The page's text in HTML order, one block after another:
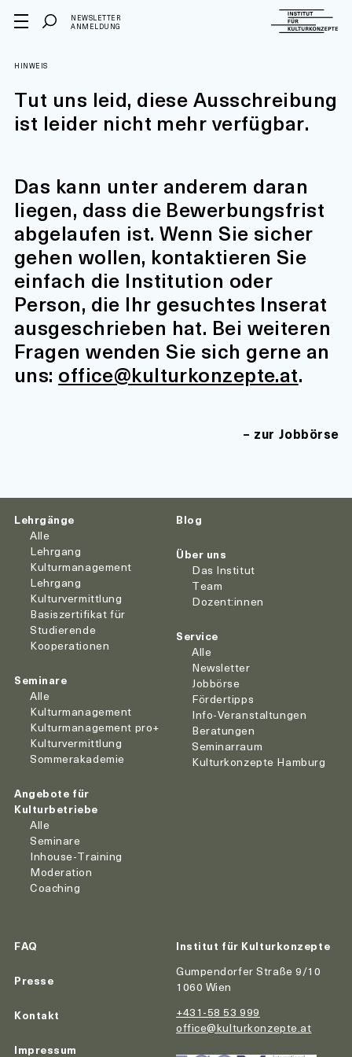
NEWSLETTER
ANMELDUNG
HINWEIS
Tut uns leid, diese Ausschreibung
ist leider nicht mehr verfügbar.
Das kann unter anderem daran
liegen, dass die Bewerbungsfrist
abgelaufen ist. Wenn Sie sicher
gehen wollen, kontaktieren Sie
einfach die Institution oder
Person, die Ihr gesuchtes Inserat
ausgeschrieben hat. Bei weiteren
Fragen wenden Sie sich gerne an
uns: office@kulturkonzepte.at.
zur Jobbörse
Lehrgänge
Alle
Lehrgang
Kulturmanagement
Lehrgang
Kulturvermittlung
Basiszertifikat für
Studierende
Kooperationen
Seminare
Alle
Kulturmanagement
Kulturmanagement pro+
Kulturvermittlung
Sommerakademie
Angebote für
Kulturbetriebe
Alle
Seminare
Inhouse-Training
Moderation
Coaching
Blog
Über uns
Das Institut
Team
Dozent:innen
Service
Alle
Newsletter
Jobbörse
Fördertipps
Info-Veranstaltungen
Beratungen
Seminarraum
Kulturkonzepte Hamburg
FAQ
Presse
Kontakt
Impressum
Institut für Kulturkonzepte
Gumpendorfer Straße 9/10
1060 Wien
+431-58 53 999
office@kulturkonzepte.at